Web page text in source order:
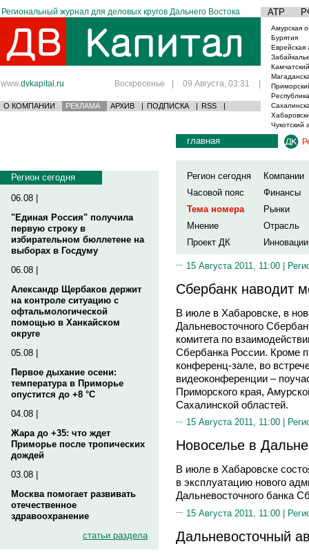
Региональный журнал для деловых кругов Дальнего Востока АТР
www.dvkapital.ru Воскресенье | 09 Августа, 03:31 |
О КОМПАНИИ РЕКЛАМА АРХИВ | ПОДПИСКА | RSS |
Амурская
Бурятия
Еврейская
Чукотский
Регион сегодня
06.08 |
"Единая Россия" получила
первую строку в
избирательном бюллетене на
выборах в Госдуму
06.08 |
Александр Щербаков держит
на контроле ситуацию с
офтальмологической
помощью в Ханкайском
округе
05.08 |
Первое дыхание осени:
температура в Приморье
опустится до +8 °C
04.08 |
Жара до +35: что ждет
Приморье после тропических
дождей
03.08 |
Москва помогает развивать
отечественное
здравоохранение
статьи раздела
главная
Регион сегодня
Компании
Часовой пояс
Финансы
Тема номера
Рынки
Мнение
Отрасль
Проект ДК
Инновации
15 Августа 2011, 11:00 |
Сбербанк наводит
В июле в Хабаровске, в
Дальневосточного
комитета по
Сбербанка России. Кроме
конференц-зале, во
видеоконференции –
Приморского края,
Сахалинской областей.
15 Августа 2011, 11:00 |
Новоселье в
В июле в Хабаровске
в эксплуатацию нового
Дальневосточного банка
15 Августа 2011, 11:00 |
Дальневосточный